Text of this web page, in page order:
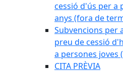
cessió d'ús per a
anys (fora de
Subvencions per
preu de cessió
a persones joves
CITA PRÈVIA